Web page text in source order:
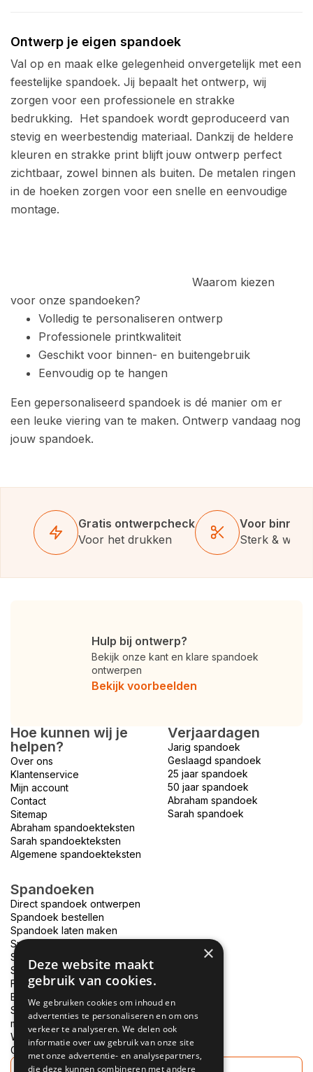
Ontwerp je eigen spandoek
Val op en maak elke gelegenheid onvergetelijk met een
feestelijke spandoek. Jij bepaalt het ontwerp, wij
zorgen voor een professionele en strakke
bedrukking. Het spandoek wordt geproduceerd van
stevig en weerbestendig materiaal. Dankzij de heldere
kleuren en strakke print blijft jouw ontwerp perfect
zichtbaar, zowel binnen als buiten. De metalen ringen
in de hoeken zorgen voor een snelle en eenvoudige
montage.
Waarom kiezen
voor onze spandoeken?
Volledig te personaliseren ontwerp
Professionele printkwaliteit
Geschikt voor binnen- en buitengebruik
Eenvoudig op te hangen
Een gepersonaliseerd spandoek is dé manier om er
een leuke viering van te maken. Ontwerp vandaag nog
jouw spandoek.
Gratis ontwerpcheck
Voor het drukken
Voor binnen
Sterk &
Hulp bij ontwerp?
Bekijk onze kant en klare spandoek
ontwerpen
Bekijk voorbeelden
Hoe kunnen wij je
helpen?
Over ons
Klantenservice
Mijn account
Contact
Sitemap
Abraham spandoekteksten
Sarah spandoekteksten
Algemene spandoekteksten
Verjaardagen
Jarig spandoek
Geslaagd spandoek
25 jaar spandoek
50 jaar spandoek
Abraham spandoek
Sarah spandoek
Spandoeken
Direct spandoek ontwerpen
Spandoek bestellen
Spandoek laten maken
Spandoek bedrukken
Spandoek drukken
Spandoek ontwerpen
Foto spandoek
Bouwhek spandoek
Spandoek bedrukken
morgen in huis
Welkom thuis spandoek
Goedkope spandoeken
×
Deze website maakt
gebruik van cookies.
We gebruiken cookies om inhoud en
advertenties te personaliseren en om ons
verkeer te analyseren. We delen ook
informatie over uw gebruik van onze site
met onze advertentie- en analysepartners,
die deze kunnen combineren met andere